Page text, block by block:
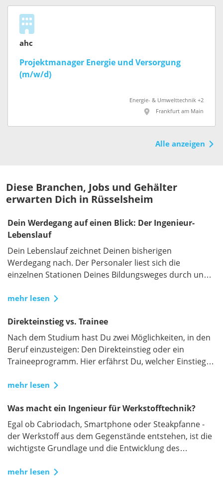
ahc
Projektmanager Energie und Versorgung
(m/w/d)
Energie- & Umwelttechnik +2
Frankfurt am Main
Alle anzeigen
Diese Branchen, Jobs und Gehälter
erwarten Dich in Rüsselsheim
Dein Werdegang auf einen Blick: Der Ingenieur-
Lebenslauf
Dein Lebenslauf zeichnet Deinen bisherigen
Werdegang nach. Der Personaler liest sich die
einzelnen Stationen Deines Bildungsweges durch und
Deshalb ist der richtige Lebenslauf bei Deiner
speziell für Ingenieure
mehr lesen
Direkteinstieg vs. Trainee
Nach dem Studium hast Du zwei Möglichkeiten, in den
Beruf einzusteigen: Den Direkteinstieg oder ein
Traineeprogramm. Hier erfährst Du, welcher Einstieg
mehr lesen
Was macht ein Ingenieur für Werkstofftechnik?
Egal ob Cabriodach, Smartphone oder Steakpfanne -
der Werkstoff aus dem Gegenstände entstehen, ist die
wichtigste Grundlage und die Entwicklung des
mehr lesen